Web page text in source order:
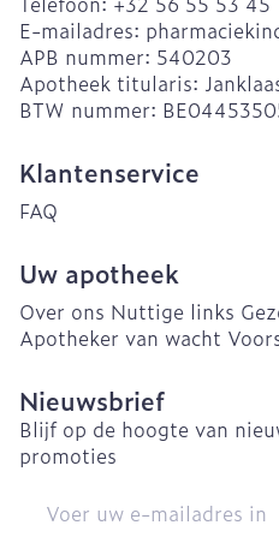
E-mailadres:
APB nummer: 540203
Apotheek titularis:
BTW nummer:
Klantenservice
FAQ
Uw apotheek
Over ons Nuttige links
Apotheker van wacht
Nieuwsbrief
Blijf op de hoogte van
promoties